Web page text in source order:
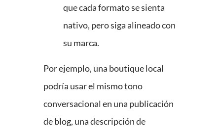
que cada formato se sienta
nativo, pero siga alineado con
su marca.
Por ejemplo, una boutique local
podría usar el mismo tono
conversacional en una publicación
de blog, una descripción de